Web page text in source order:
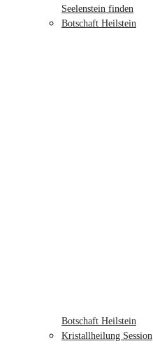
Seelenstein finden
Botschaft Heilstein
Botschaft Heilstein
Kristallheilung Session